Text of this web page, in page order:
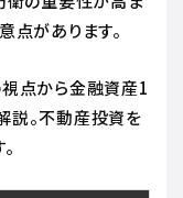
点があります。
点から金融資産1
説。不動産投資を